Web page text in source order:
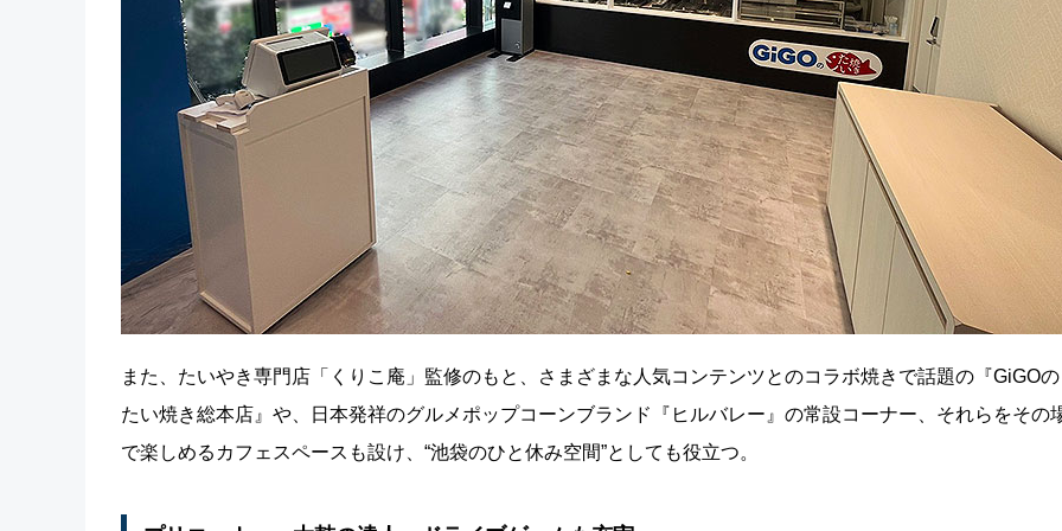
また、たいやき専門店「くりこ庵」監修のもと、さまざまな人気コンテンツとのコラボ焼きで話題の『GiGOの
たい焼き総本店』や、日本発祥のグルメポップコーンブランド『ヒルバレー』の常設コーナー、それらをその
で楽しめるカフェスペースも設け、“池袋のひと休み空間”としても役立つ。